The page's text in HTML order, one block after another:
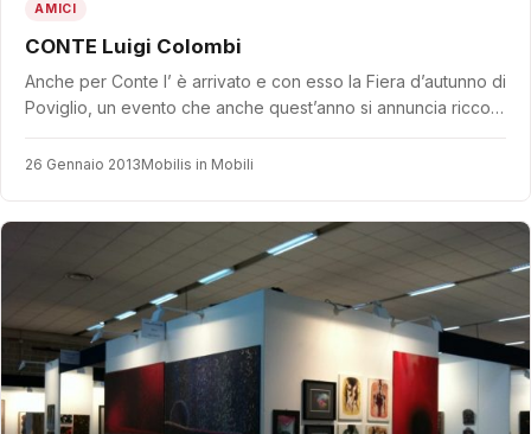
AMICI
CONTE Luigi Colombi
Anche per Conte l’ è arrivato e con esso la Fiera d’autunno di
Poviglio, un evento che anche quest’anno si annuncia ricco…
26 Gennaio 2013Mobilis in Mobili